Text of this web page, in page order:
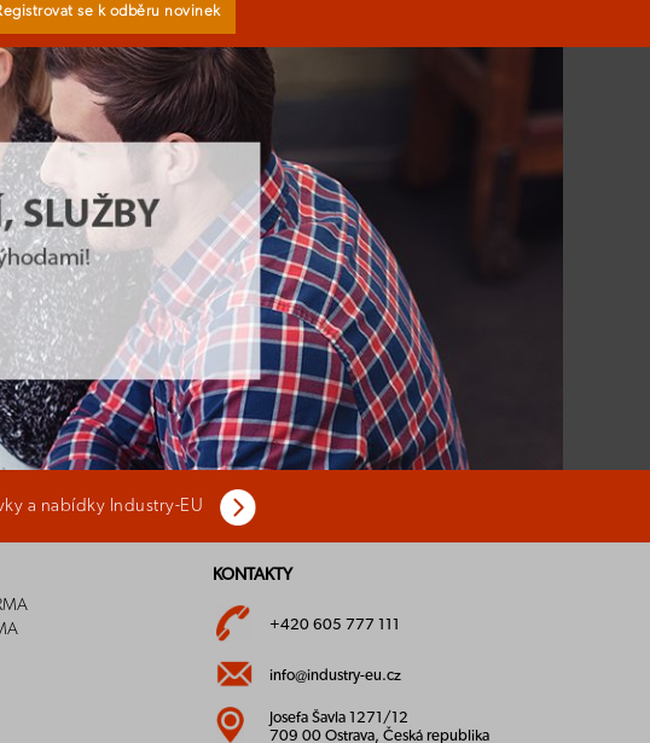
se k odběru novinek
a nabídky Industry-EU
KONTAKTY
+420 605 777 111
info@industry-eu.cz
Josefa Šavla 1271/12
709 00 Ostrava, Česká republika